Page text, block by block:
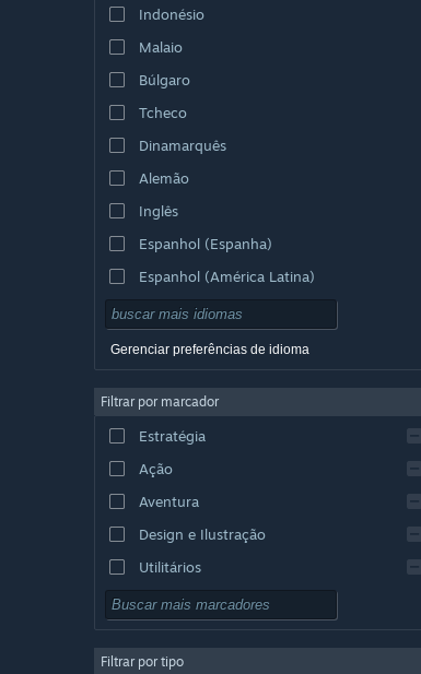
Indonésio
Malaio
Búlgaro
Tcheco
Dinamarquês
Alemão
Inglês
Espanhol (Espanha)
Espanhol (América Latina)
Gerenciar preferências de idioma
Filtrar por marcador
Estratégia
Ação
Aventura
Design e Ilustração
Utilitários
Gratuito para Jogar
Multijogador Massivo
Filtrar por tipo